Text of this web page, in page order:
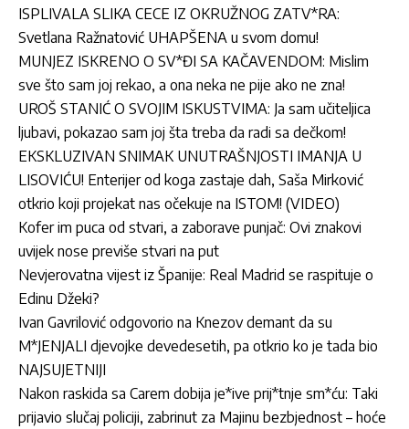
ISPLIVALA SLIKA CECE IZ OKRUŽNOG ZATV*RA:
Svetlana Ražnatović UHAPŠENA u svom domu!
MUNJEZ ISKRENO O SV*ĐI SA KAČAVENDOM: Mislim
sve što sam joj rekao, a ona neka ne pije ako ne zna!
UROŠ STANIĆ O SVOJIM ISKUSTVIMA: Ja sam učiteljica
ljubavi, pokazao sam joj šta treba da radi sa dečkom!
EKSKLUZIVAN SNIMAK UNUTRAŠNJOSTI IMANJA U
LISOVIĆU! Enterijer od koga zastaje dah, Saša Mirković
otkrio koji projekat nas očekuje na ISTOM! (VIDEO)
Kofer im puca od stvari, a zaborave punjač: Ovi znakovi
uvijek nose previše stvari na put
Nevjerovatna vijest iz Španije: Real Madrid se raspituje o
Edinu Džeki?
Ivan Gavrilović odgovorio na Knezov demant da su
M*JENJALI djevojke devedesetih, pa otkrio ko je tada bio
NAJSUJETNIJI
Nakon raskida sa Carem dobija je*ive prij*tnje sm*ću: Taki
prijavio slučaj policiji, zabrinut za Majinu bezbjednost – hoće